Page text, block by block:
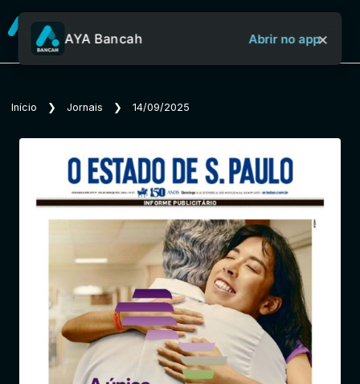
Sobre o Aya Bancah
Início
Revistas
Jornais
Notícias
AYA Bancah Abrir no app×
Início ❯ Jornais ❯ 14/09/2025